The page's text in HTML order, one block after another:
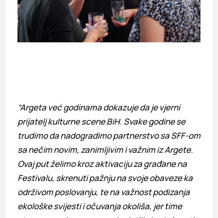
“Argeta već godinama dokazuje da je vjerni
prijatelj kulturne scene BiH. Svake godine se
trudimo da nadogradimo partnerstvo sa SFF-om
sa nečim novim, zanimljivim i važnim iz Argete.
Ovaj put želimo kroz aktivaciju za građane na
Festivalu, skrenuti pažnju na svoje obaveze ka
održivom poslovanju, te na važnost podizanja
ekološke svijesti i očuvanja okoliša, jer time